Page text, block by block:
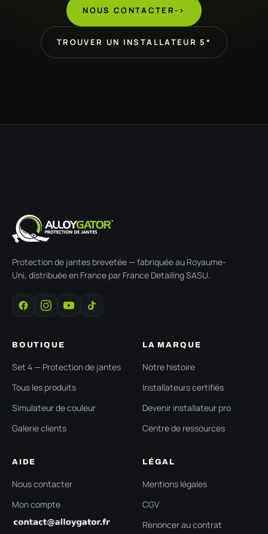
NOUS CONTACTER->
TROUVER UN INSTALLATEUR 5*
Protection de jantes brevetée — fabriquée au Royaume-
Uni, distribuée en France par France Detailing SASU.
BOUTIQUE
Set 4 — Protection de jantes
Tous les produits
Simulateur de couleur
Galerie clients
LA MARQUE
Notre histoire
Installateurs certifiés
Devenir installateur pro
Centre de ressources
AIDE
Nous contacter
Mon compte
LÉGAL
Mentions légales
CGV
Renoncer au contrat